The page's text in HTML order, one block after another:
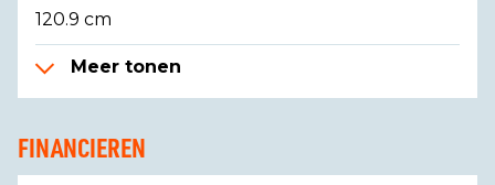
120.9 cm
Meer tonen
FINANCIEREN